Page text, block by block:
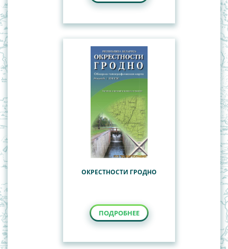
ОКРЕСТНОСТИ ГРОДНО
ПОДРОБНЕЕ